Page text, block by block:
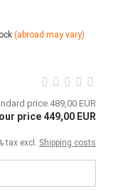
(abroad may vary)
price 489,00 EUR
price 449,00 EUR
tax excl. Shipping costs